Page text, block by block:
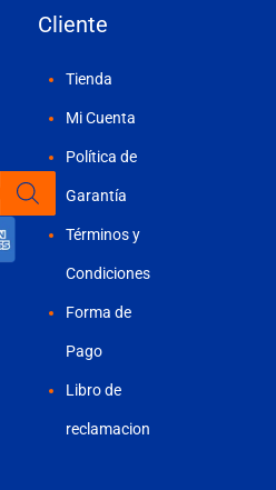
Cliente
Tienda
Mi Cuenta
Política de
Garantía
Términos y
Condiciones
Forma de
Pago
Libro de
reclamacion